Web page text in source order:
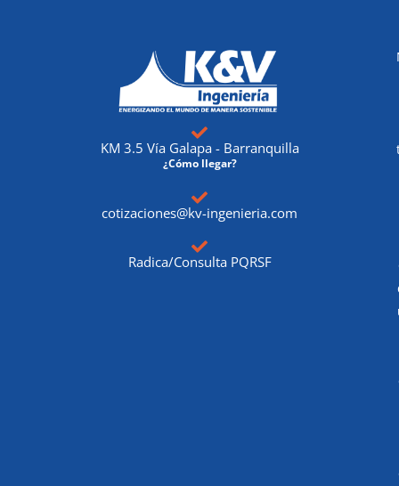
KM 3.5 Vía Galapa - Barranquilla
¿Cómo llegar?
cotizaciones@kv-ingenieria.com
Radica/Consulta PQRSF